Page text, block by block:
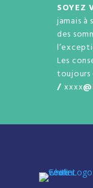
SOYEZ
jamais à
des
Les
toujours
/xxxx